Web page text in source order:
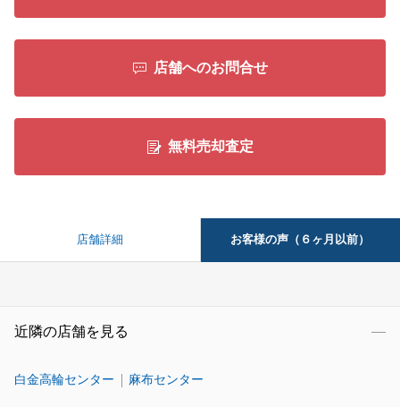
店舗へのお問合せ
無料売却査定
店舗詳細 お客様の声（６ヶ月以前）
近隣の店舗を見る
白金高輪センター 麻布センター